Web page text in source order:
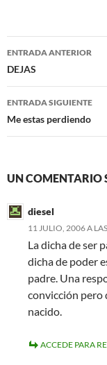
o
o
e
r
Navegación
de
entradas
ENTRADA ANTERIOR
DEJAS
ENTRADA SIGUIENTE
Me estas perdiendo
UN COMENTARIO
diesel
11 JULIO, 2006 A
La dicha de ser
dicha de poder
padre. Una
convicción pero
nacido.
ACCEDE PARA